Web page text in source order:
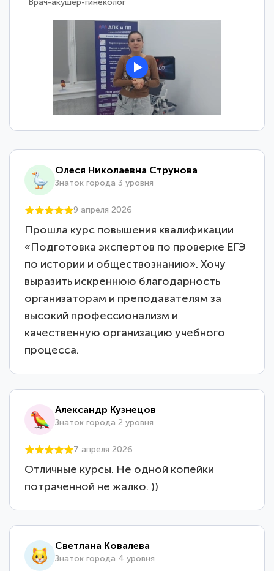
Врач-акушер-гинеколог
Олеся Николаевна Струнова
Знаток города 3 уровня
9 апреля 2026
Прошла курс повышения квалификации
«Подготовка экспертов по проверке ЕГЭ
по истории и обществознанию». Хочу
выразить искреннюю благодарность
организаторам и преподавателям за
высокий профессионализм и
качественную организацию учебного
процесса.
Александр Кузнецов
Знаток города 2 уровня
7 апреля 2026
Отличные курсы. Не одной копейки
потраченной не жалко. ))
Светлана Ковалева
Знаток города 4 уровня